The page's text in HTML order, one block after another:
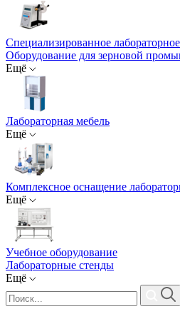
Специализированное
Оборудование для зерновой
Ещё
Лабораторная мебель
Ещё
Комплексное оснащение
Ещё
Учебное оборудование
Лабораторные стенды
Ещё